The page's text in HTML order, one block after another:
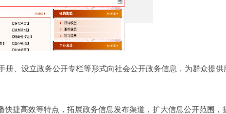
、设立政务公开专栏等形式向社会公开政务信息，为群众提供
捷高效等特点，拓展政务信息发布渠道，扩大信息公开范围，